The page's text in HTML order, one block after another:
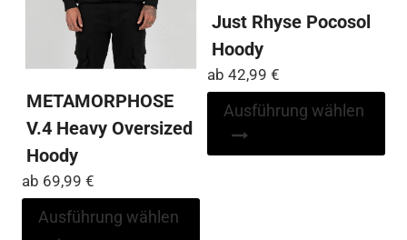
METAMORPHOSE
V.4 Heavy Oversized
Hoody
ab 69,99 €
Ausführung wählen
Just Rhyse Pocosol
Hoody
ab 42,99 €
Ausführung wählen